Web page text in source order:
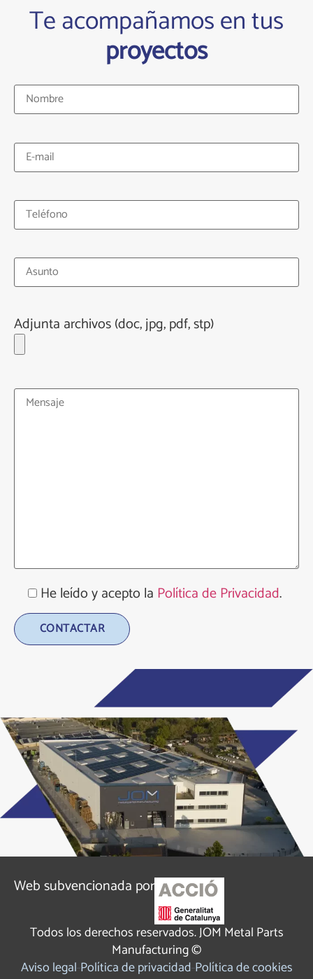
Te acompañamos en tus
proyectos
Adjunta archivos (doc, jpg, pdf, stp)
He leído y acepto la Política de Privacidad.
Web subvencionada por
Todos los derechos reservados. JOM Metal Parts
Manufacturing ©
Aviso legalPolítica de privacidadPolítica de cookies